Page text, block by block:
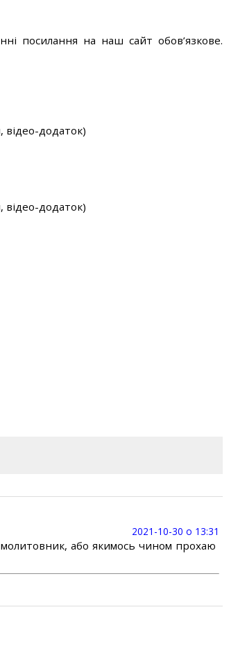
посилання на наш сайт обов’язкове.
відео-додаток)
відео-додаток)
2021-10-30 о 13:31
або якимось чином прохаю